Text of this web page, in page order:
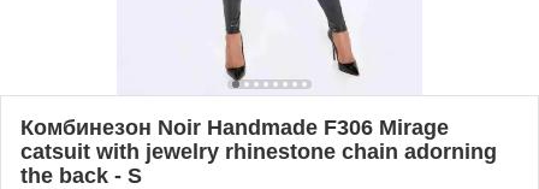
Комбинезон Noir Handmade F306 Mirage
catsuit with jewelry rhinestone chain adorning
the back - S